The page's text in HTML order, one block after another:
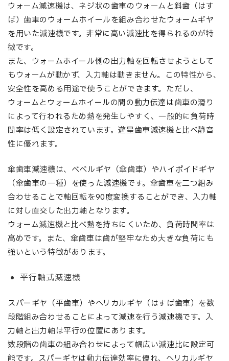
ウォーム減速機は、ネジ状の歯車のウォームと斜歯（はす
ば）歯車のウォームホイールを組み合わせたウォームギヤ
を用いた減速機です。非常に高い減速比を得られるのが特
徴です。
また、ウォームホイール側の出力軸を回転させようとして
もウォームが動かず、入力軸は動きません。この特性から、
安全性を高める用途で使うことができます。ただし、
ウォームとウォームホイールの間の動力伝達は歯車の滑り
によって行われるため熱を発生しやすく、一般的に負荷時
間率は低く設定されています。遊星歯車減速機と比べ静音
性に優れます。
傘歯車減速機は、ベベルギヤ（傘歯車）やハイポイドギヤ
（傘歯車の一種）を使った減速機です。傘歯車を二つ組み
合わせることで軸回転を90度変換することができ、入力軸
に対し直交した出力軸となります。
ウォーム減速機と比べ熱を持ちにくいため、負荷時間率は
高めです。また、傘歯車は歯が堅牢なため大きな負荷にも
強いという特徴があります。
平行軸式減速機
スパーギヤ（平歯車）やヘリカルギヤ（はすば歯車）を数
段階組み合わせることによって減速を行う減速機です。入
力軸と出力軸は平行の位置にあります。
数段階の歯車の組み合わせによって幅広い減速比に設定可
能です。スパーギヤは動力伝達効率に優れ、ヘリカルギヤ